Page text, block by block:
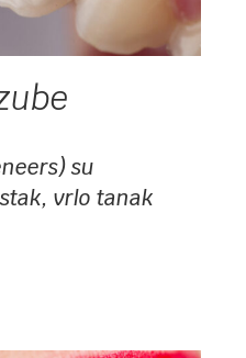
su
vrlo tanak